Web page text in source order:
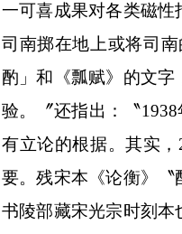
一可喜成果对各类磁
司南掷在地上或将司
酌」和《瓢赋》的文
验。〞还指出：〝1938
有立论的根据。其实，
要。残宋本《论衡》
书陵部藏宋光宗时刻本